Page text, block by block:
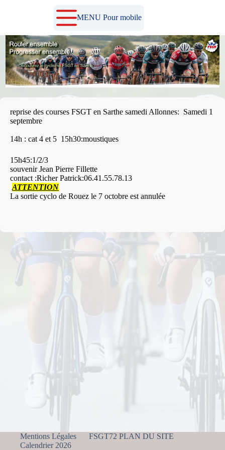
MENU Pour mobile
reprise des courses FSGT en Sarthe samedi Allonnes: Samedi 1
septembre
14h : cat 4 et 5 15h30:moustiques
15h45:1/2/3
souvenir Jean Pierre Fillette
contact :Richer Patrick:06.41.55.78.13
ATTENTION
La sortie cyclo de Rouez le 7 octobre est annulée
Mentions Légales
FSGT72 PLAN DU SITE
Calendrier 2026